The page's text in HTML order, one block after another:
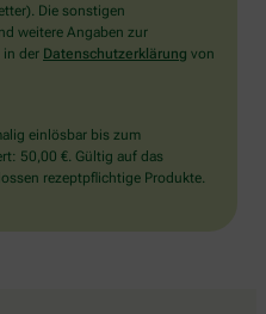
Die sonstigen
weitere Angaben zur
in der Datenschutzerklärung von
einlösbar bis zum
50,00 €. Gültig auf das
rezeptpflichtige Produkte.